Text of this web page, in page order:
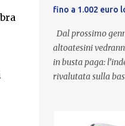
fino a 1.002 euro
Dal prossimo
altoatesini
in busta paga:
rivalutata sulla